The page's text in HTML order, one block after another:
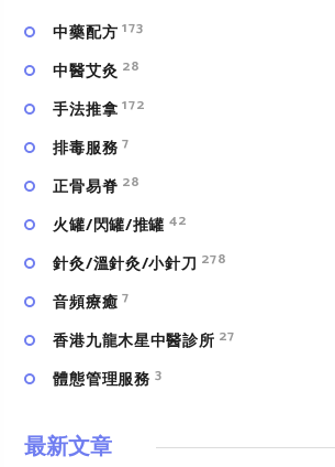
中藥配方 173
中醫艾灸 28
手法推拿 172
排毒服務 7
正骨易脊 28
火罐/閃罐/推罐 42
針灸/溫針灸/小針刀 278
⾳頻療癒 7
香港九龍木星中醫診所 27
體態管理服務 3
最新文章